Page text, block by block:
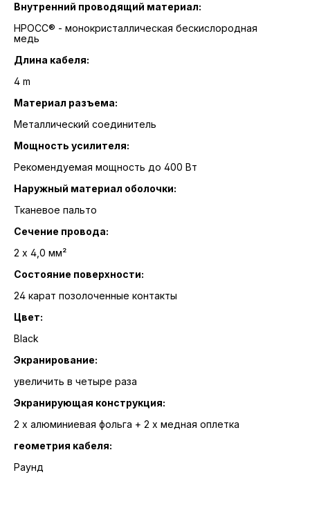
Внутренний проводящий материал:
HPOCC® - монокристаллическая бескислородная
медь
Длина кабеля:
4 m
Материал разъема:
Металлический соединитель
Мощность усилителя:
Рекомендуемая мощность до 400 Вт
Наружный материал оболочки:
Тканевое пальто
Сечение провода:
2 x 4,0 мм²
Состояние поверхности:
24 карат позолоченные контакты
Цвет:
Black
Экранирование:
увеличить в четыре раза
Экранирующая конструкция:
2 x алюминиевая фольга + 2 x медная оплетка
геометрия кабеля:
Раунд